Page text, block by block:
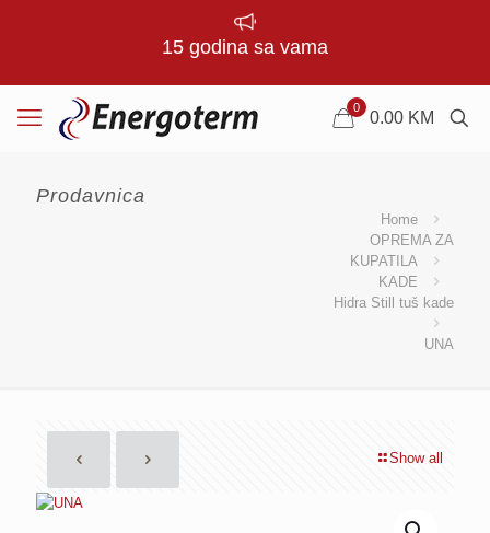
15 godina sa vama
0
0.00 KM
Prodavnica
Home
OPREMA ZA
KUPATILA
KADE
Hidra Still tuš kade
UNA
Show all